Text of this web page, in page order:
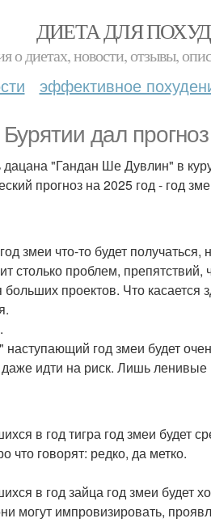
ДИЕТА ДЛЯ
о диетах, новости, отзывы,
эффективное
дал
дацана "Гандан Ше Дувлин" в
прогноз на 2025 год - год
змеи что-то будет
столько проблем, препятствий,
больших проектов. Что
год змеи будет
идти на риск. Лишь ленивые
в год тигра год змеи будет
что говорят: редко, да метко.
в год зайца год змеи будет
могут импровизировать,